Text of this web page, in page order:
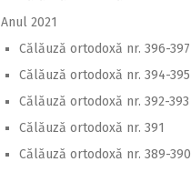
Anul 2021
Călăuză ortodoxă nr. 396-397
Călăuză ortodoxă nr. 394-395
Călăuză ortodoxă nr. 392-393
Călăuză ortodoxă nr. 391
Călăuză ortodoxă nr. 389-390